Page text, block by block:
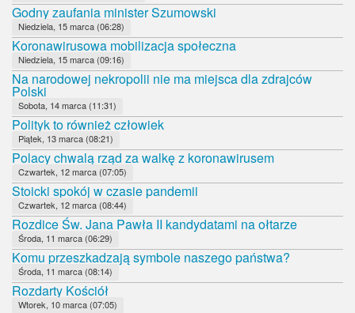
Godny zaufania minister Szumowski
Niedziela, 15 marca (06:28)
Koronawirusowa mobilizacja społeczna
Niedziela, 15 marca (09:16)
Na narodowej nekropolii nie ma miejsca dla zdrajców
Polski
Sobota, 14 marca (11:31)
Polityk to również człowiek
Piątek, 13 marca (08:21)
Polacy chwalą rząd za walkę z koronawirusem
Czwartek, 12 marca (07:05)
Stoicki spokój w czasie pandemii
Czwartek, 12 marca (08:44)
Rozdice Św. Jana Pawła II kandydatami na ołtarze
Środa, 11 marca (06:29)
Komu przeszkadzają symbole naszego państwa?
Środa, 11 marca (08:14)
Rozdarty Kościół
Wtorek, 10 marca (07:05)